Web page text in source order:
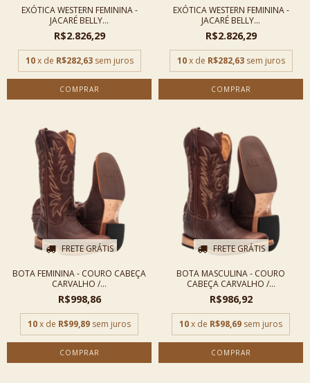
EXÓTICA WESTERN FEMININA -
JACARÉ BELLY...
R$2.826,29
10 x de R$282,63 sem juros
COMPRAR
EXÓTICA WESTERN FEMININA -
JACARÉ BELLY...
R$2.826,29
10 x de R$282,63 sem juros
COMPRAR
FRETE GRÁTIS
BOTA FEMININA - COURO CABEÇA
CARVALHO /...
R$998,86
10x de R$99,89 sem juros
COMPRAR
FRETE GRÁTIS
BOTA MASCULINA - COURO
CABEÇA CARVALHO /...
R$986,92
10x de R$98,69 sem juros
COMPRAR